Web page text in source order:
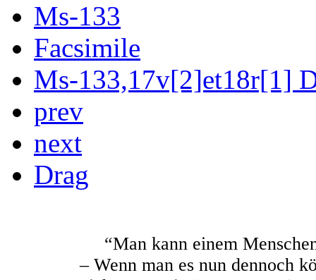
Ms-133
Facsimile
Ms-133,17v[2]et18r[1]
prev
next
Drag
“Man kann einem
– Wenn man es nun dennoch